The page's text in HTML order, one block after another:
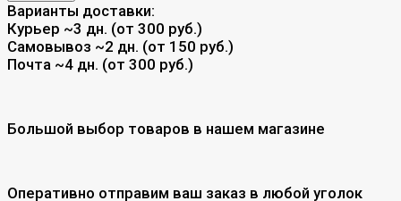
Варианты доставки:
Курьер ~3 дн. (от 300 руб.)
Самовывоз ~2 дн. (от 150 руб.)
Почта ~4 дн. (от 300 руб.)
Большой выбор товаров в нашем магазине
Оперативно отправим ваш заказ в любой уголок